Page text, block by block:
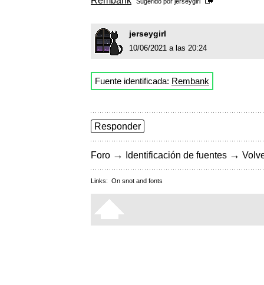
jerseygirl
10/06/2021 a las 20:24
Fuente identificada: Rembank
Responder
Foro → Identificación de fuentes →
Links: On snot and fonts